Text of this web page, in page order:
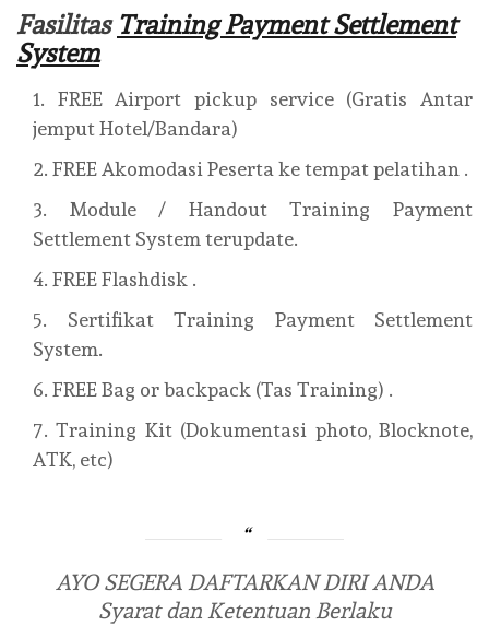
Fasilitas Training Payment Settlement
System
FREE Airport pickup service (Gratis Antar
jemput Hotel/Bandara)
FREE Akomodasi Peserta ke tempat pelatihan .
Module / Handout Training Payment
Settlement System terupdate.
FREE Flashdisk .
Sertifikat Training Payment Settlement
System.
FREE Bag or backpack (Tas Training) .
Training Kit (Dokumentasi photo, Blocknote,
ATK, etc)
AYO SEGERA DAFTARKAN DIRI ANDA
Syarat dan Ketentuan Berlaku